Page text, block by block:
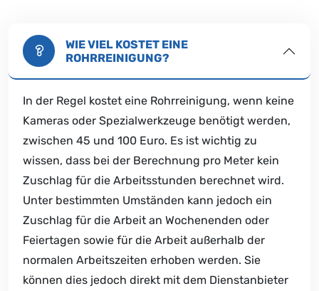
WIE VIEL KOSTET EINE
ROHRREINIGUNG?
In der Regel kostet eine Rohrreinigung, wenn keine
Kameras oder Spezialwerkzeuge benötigt werden,
zwischen 45 und 100 Euro. Es ist wichtig zu
wissen, dass bei der Berechnung pro Meter kein
Zuschlag für die Arbeitsstunden berechnet wird.
Unter bestimmten Umständen kann jedoch ein
Zuschlag für die Arbeit an Wochenenden oder
Feiertagen sowie für die Arbeit außerhalb der
normalen Arbeitszeiten erhoben werden. Sie
können dies jedoch direkt mit dem Dienstanbieter